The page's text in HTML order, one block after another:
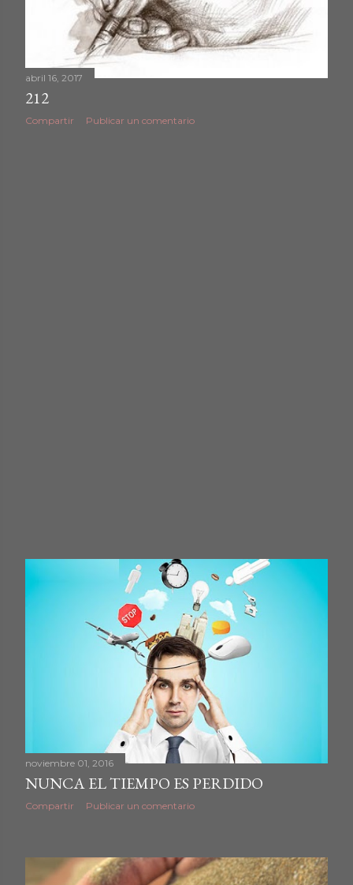
s
abril 16, 2017
212
Compartir Publicar un comentario
noviembre 01, 2016
NUNCA EL TIEMPO ES PERDIDO
Compartir Publicar un comentario